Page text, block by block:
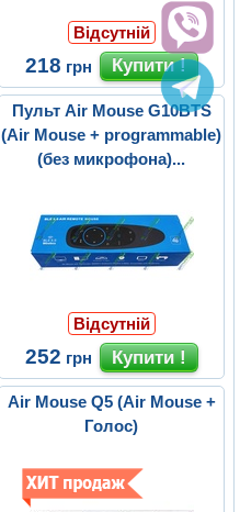
Відсутній
218 грн
Пульт Air Mouse G10BTS
(Air Mouse + programmable)
(без микрофона)...
Відсутній
252 грн
Air Mouse Q5 (Air Mouse +
Голос)